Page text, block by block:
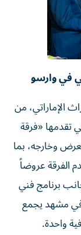
في وارسو
الإماراتي، من
تقدمها «فرقة
وخارجه، بما
الفرقة عروضاً
برنامج فني
في مشهد يجمع
واحدة.